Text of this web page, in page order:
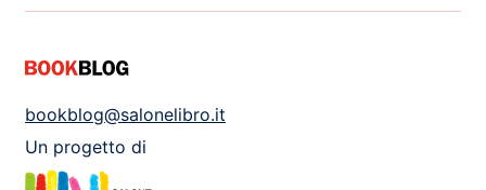
bookblog@salonelibro.it
Un progetto di